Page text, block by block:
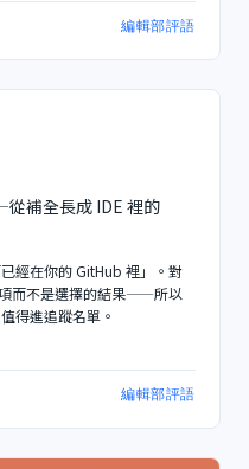
編輯部評語
補全長成 IDE 裡的
經在你的 GitHub 裡」。對
而不是選擇的結果——所以
編輯部評語